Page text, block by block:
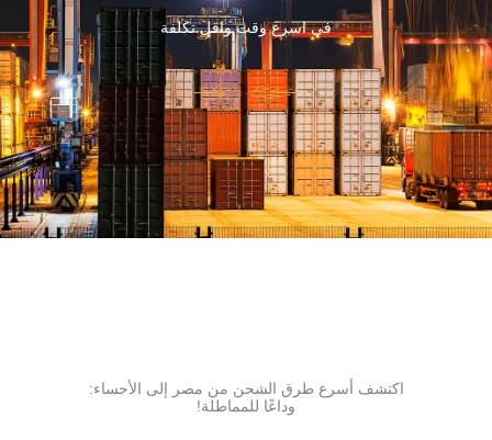
فى اسرع وقت واقل تكلفة
اكتشف أسرع طرق الشحن من مصر إلى الأحساء:
وداعًا للمماطلة!